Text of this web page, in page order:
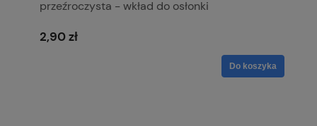
przeźroczysta - wkład do osłonki
2,90 zł
Do koszyka